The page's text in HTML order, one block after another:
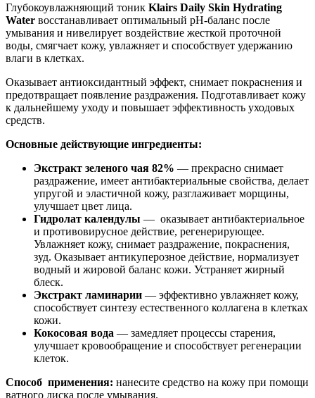
Глубокоувлажняющий тоник Klairs Daily Skin Hydrating
Water восстанавливает оптимальный pH-баланс после
умывания и нивелирует воздействие жесткой проточной
воды, смягчает кожу, увлажняет и способствует удержанию
влаги в клетках.
Оказывает антиоксидантный эффект, снимает покраснения и
предотвращает появление раздражения. Подготавливает кожу
к дальнейшему уходу и повышает эффективность уходовых
средств.
Основные действующие ингредиенты:
Экстракт зеленого чая 82% — прекрасно снимает
раздражение, имеет антибактериальные свойства, делает
упругой и эластичной кожу, разглаживает морщины,
улучшает цвет лица.
Гидролат календулы — оказывает антибактериальное
и противовирусное действие, регенерирующее.
Увлажняет кожу, снимает раздражение, покраснения,
зуд. Оказывает антикуперозное действие, нормализует
водный и жировой баланс кожи. Устраняет жирный
блеск.
Экстракт ламинарии — эффективно увлажняет кожу,
способствует синтезу естественного коллагена в клетках
кожи.
Кокосовая вода — замедляет процессы старения,
улучшает кровообращение и способствует регенерации
клеток.
Способ применения: нанесите средство на кожу при помощи
ватного диска после умывания.